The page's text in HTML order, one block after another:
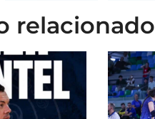
relacionado